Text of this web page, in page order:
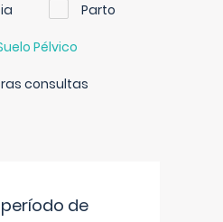
Parto
Pélvico
consultas
período de